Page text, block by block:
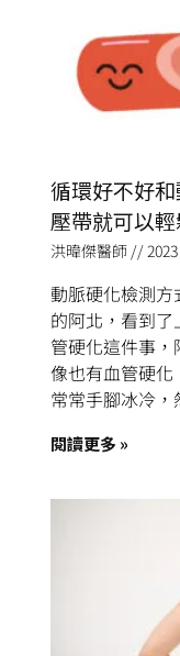
循環好不好
壓帶就可以
洪暐傑醫師
動脈硬化檢測
的阿北，看到
管硬化這件事
像也有血管硬
常常手腳冰冷，
閱讀更多 »